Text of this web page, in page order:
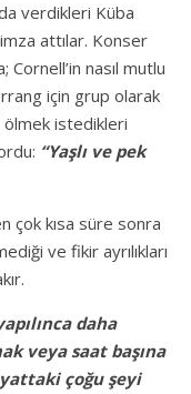
verdikleri Küba
attılar. Konser
Cornell’in nasıl mutlu
için grup olarak
istedikleri
“Yaşlı ve pek
çok kısa süre sonra
ve fikir ayrılıkları
daha
veya saat başına
çoğu şeyi